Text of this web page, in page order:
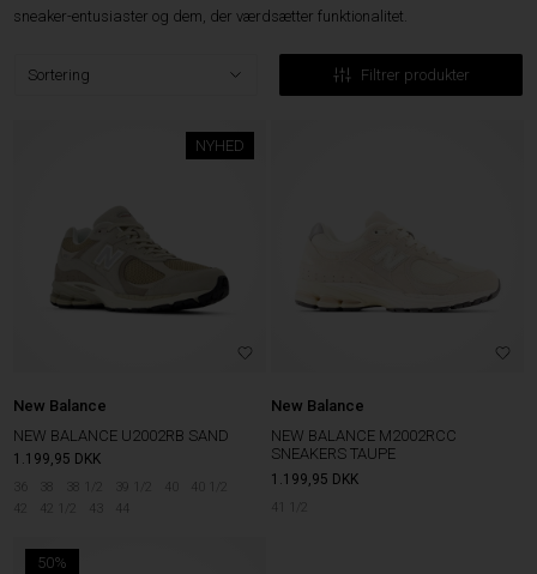
sneaker-entusiaster og dem, der værdsætter funktionalitet.
Filtrer produkter
NYHED
New Balance
NEW BALANCE U2002RB SAND
1.199,95 DKK
36 38 38 1/2 39 1/2 40
40 1/2
42
42 1/2 43 44
New Balance
NEW BALANCE M2002RCC
SNEAKERS TAUPE
1.199,95 DKK
41 1/2
50%